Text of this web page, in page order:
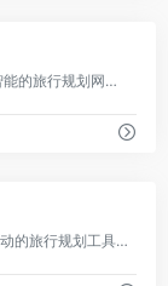
DaysToDo: DaysToDo是一款基于人工智能的旅行规划网站，简化全球度假规划。
TripTrio: TripTrio.co是一款由人工智能驱动的旅行规划工具，能够高效地提供个性化的行程安排。